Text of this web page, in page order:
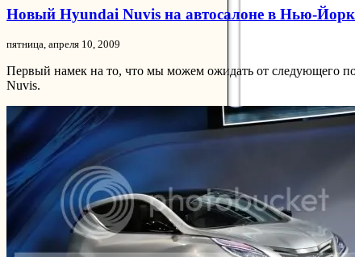
Новый Hyundai Nuvis на автосалоне в Нью-
пятница, апреля 10, 2009
Первый намек на то, что мы можем ожидать от следующего
Nuvis.